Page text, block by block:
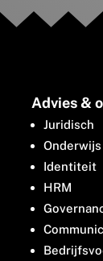
Advies &
Juridisch
Onderwijs
Identiteit
HRM